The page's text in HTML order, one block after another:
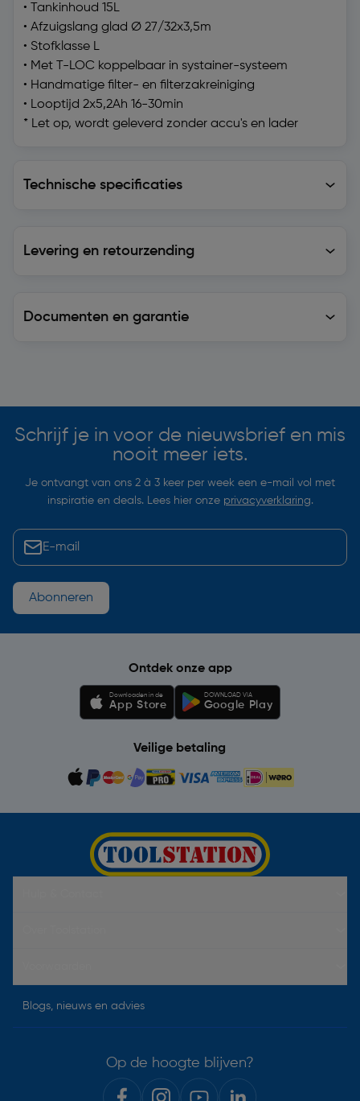
• Tankinhoud 15L
• Afzuigslang glad Ø 27/32x3,5m
• Stofklasse L
• Met T-LOC koppelbaar in systainer-systeem
• Handmatige filter- en filterzakreiniging
• Looptijd 2x5,2Ah 16-30min
* Let op, wordt geleverd zonder accu's en lader
Technische specificaties
Levering en retourzending
Documenten en garantie
Schrijf je in voor de nieuwsbrief en mis
nooit meer iets.
Je ontvangt van ons 2 à 3 keer per week een e-mail vol met
inspiratie en deals. Lees hier onze privacyverklaring.
Abonneren
Ontdek onze app
Downloaden in de
App Store
DOWNLOAD VIA
Google Play
Veilige betaling
Blogs, nieuws en advies
Op de hoogte blijven?